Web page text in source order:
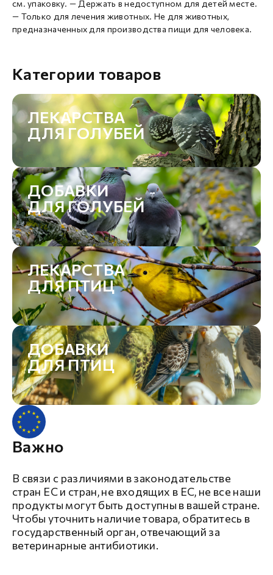
см. упаковку. — Держать в недоступном для детей месте.
— Только для лечения животных. Не для животных,
предназначенных для производства пищи для человека.
Категории товаров
ЛЕКАРСТВА
ДЛЯ ГОЛУБЕЙ
ДОБАВКИ
ДЛЯ ГОЛУБЕЙ
ЛЕКАРСТВА
ДЛЯ ПТИЦ
ДОБАВКИ
ДЛЯ ПТИЦ
Важно
В связи с различиями в законодательстве
стран ЕС и стран, не входящих в ЕС, не все наши
продукты могут быть доступны в вашей стране.
Чтобы уточнить наличие товара, обратитесь в
государственный орган, отвечающий за
ветеринарные антибиотики.